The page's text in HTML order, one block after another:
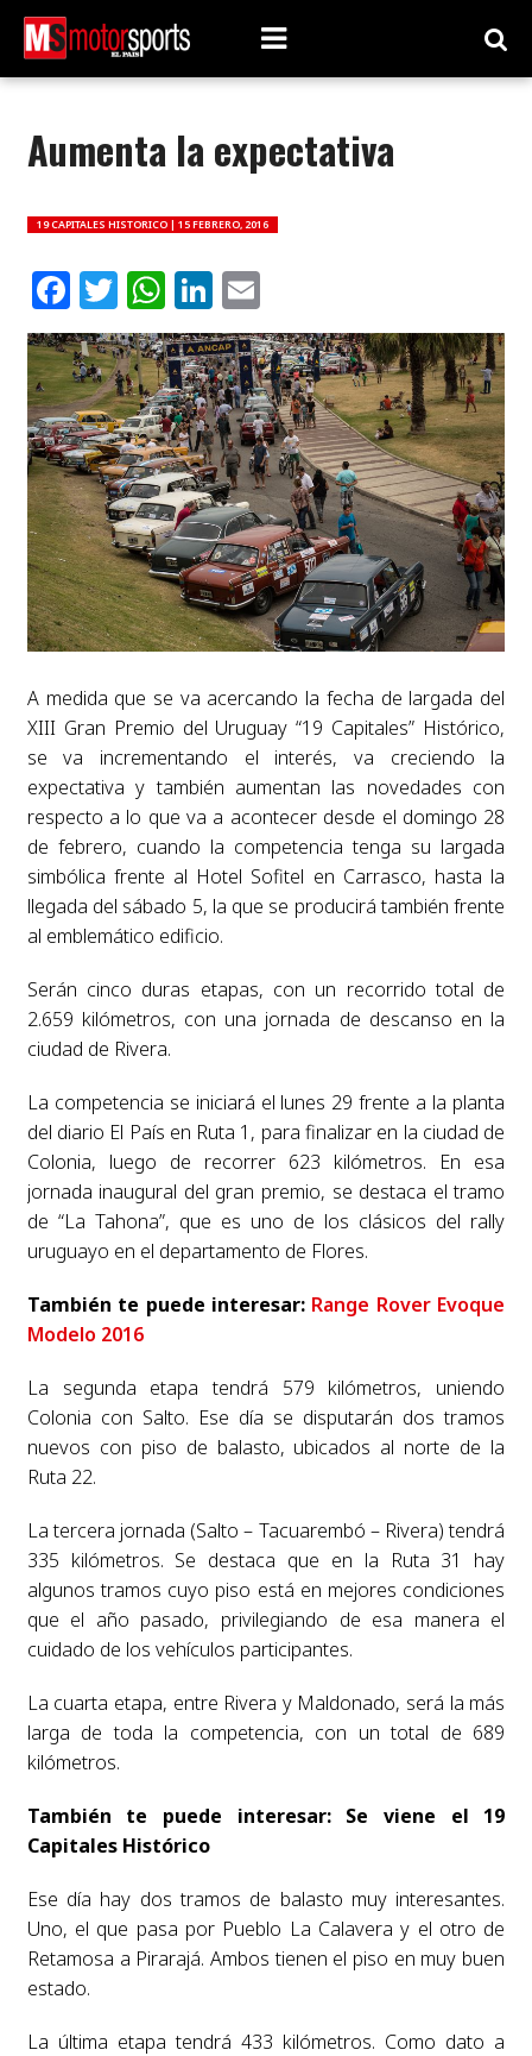
Aumenta la expectativa
19 CAPITALES HISTORICO | 15 FEBRERO, 2016
Facebook
Twitter
WhatsApp
LinkedIn
Email
A medida que se va acercando la fecha de largada del
XIII Gran Premio del Uruguay “19 Capitales” Histórico,
se va incrementando el interés, va creciendo la
expectativa y también aumentan las novedades con
respecto a lo que va a acontecer desde el domingo 28
de febrero, cuando la competencia tenga su largada
simbólica frente al Hotel Sofitel en Carrasco, hasta la
llegada del sábado 5, la que se producirá también frente
al emblemático edificio.
Serán cinco duras etapas, con un recorrido total de
2.659 kilómetros, con una jornada de descanso en la
ciudad de Rivera.
La competencia se iniciará el lunes 29 frente a la planta
del diario El País en Ruta 1, para finalizar en la ciudad de
Colonia, luego de recorrer 623 kilómetros. En esa
jornada inaugural del gran premio, se destaca el tramo
de “La Tahona”, que es uno de los clásicos del rally
uruguayo en el departamento de Flores.
También te puede interesar: Range Rover Evoque
Modelo 2016
La segunda etapa tendrá 579 kilómetros, uniendo
Colonia con Salto. Ese día se disputarán dos tramos
nuevos con piso de balasto, ubicados al norte de la
Ruta 22.
La tercera jornada (Salto – Tacuarembó – Rivera) tendrá
335 kilómetros. Se destaca que en la Ruta 31 hay
algunos tramos cuyo piso está en mejores condiciones
que el año pasado, privilegiando de esa manera el
cuidado de los vehículos participantes.
La cuarta etapa, entre Rivera y Maldonado, será la más
larga de toda la competencia, con un total de 689
kilómetros.
También te puede interesar: Se viene el 19
Capitales Histórico
Ese día hay dos tramos de balasto muy interesantes.
Uno, el que pasa por Pueblo La Calavera y el otro de
Retamosa a Pirarajá. Ambos tienen el piso en muy buen
estado.
La última etapa tendrá 433 kilómetros. Como dato a